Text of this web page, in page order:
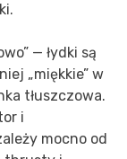
— łydki są
„miękkie” w
tłuszczowa.
i
mocno od